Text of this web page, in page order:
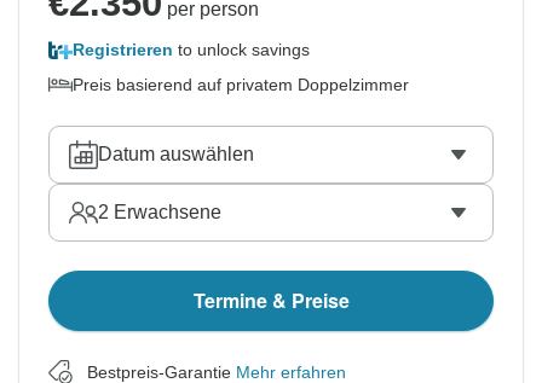
per person
Registrieren to unlock savings
Preis basierend auf privatem Doppelzimmer
Datum auswählen
2 Erwachsene
Termine & Preise
Bestpreis-Garantie Mehr erfahren